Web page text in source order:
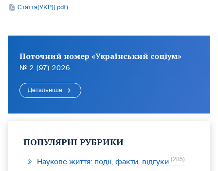
Стаття(УКР)(.pdf)
Поточний номер «Український соціум»
№ 2 (97) 2026
Детальніше
ПОПУЛЯРНІ РУБРИКИ
Наукове життя: події, факти, відгуки 285